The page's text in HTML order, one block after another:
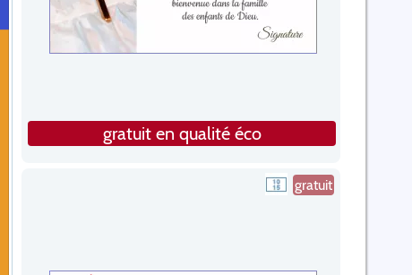
gratuit en qualité éco
gratuit